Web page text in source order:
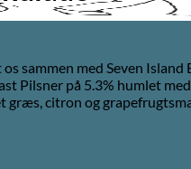
sammen med Seven
Pilsner på 5.3% humlet
græs, citron og